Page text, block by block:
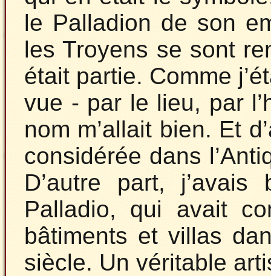
le Palladion de son
les Troyens se sont
était partie. Comme
vue - par le lieu, par
nom m’allait bien. Et
considérée dans
D’autre part, j’avais
Palladio, qui avait
bâtiments et villas
siècle. Un véritable